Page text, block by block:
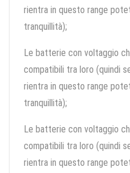
rientra in questo range
tranquillità);
Le batterie con voltaggio
compatibili tra loro (quindi
rientra in questo range
tranquillità);
Le batterie con voltaggio
compatibili tra loro (quindi
rientra in questo range